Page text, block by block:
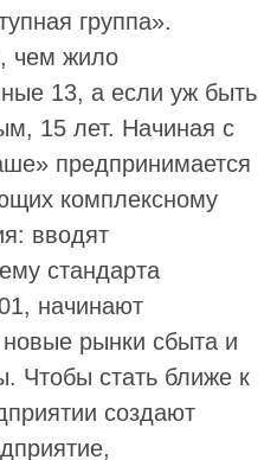
группа».
чем жило
13, а если уж быть
15 лет. Начиная с
предпринимается
комплексному
вводят
стандарта
начинают
рынки сбыта и
Чтобы стать ближе к
создают